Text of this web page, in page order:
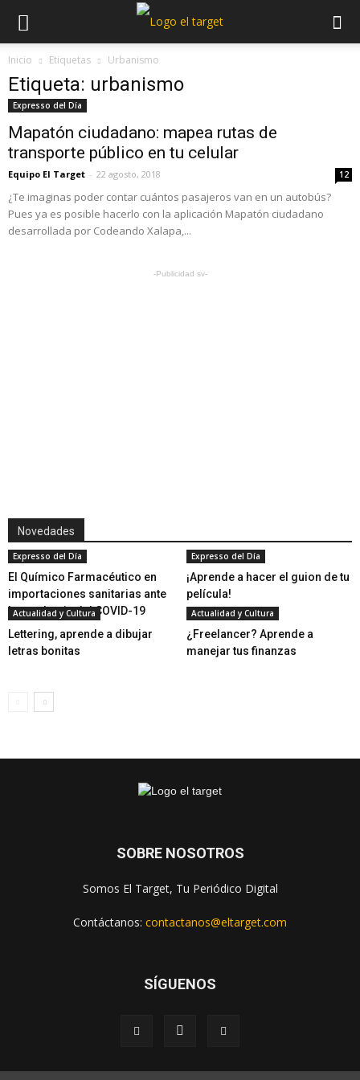
Inicio Etiquetas Urbanismo
Etiqueta: urbanismo
Expresso del Día
Mapatón ciudadano: mapea rutas de
transporte público en tu celular
Equipo El Target - 22 agosto, 2018 12
¿Te imaginas poder contar cuántos pasajeros van en un autobús?
Pues ya es posible hacerlo con la aplicación Mapatón ciudadano
desarrollada por Codeando Xalapa,...
-Publicidad sv-
Novedades
Expresso del Día
El Químico Farmacéutico en
importaciones sanitarias ante
la pandemia del COVID-19
Expresso del Día
¡Aprende a hacer el guion de tu
película!
Actualidad y Cultura
Lettering, aprende a dibujar
letras bonitas
Actualidad y Cultura
¿Freelancer? Aprende a
manejar tus finanzas
SOBRE NOSOTROS
Somos El Target, Tu Periódico Digital
Contáctanos: contactanos@eltarget.com
SÍGUENOS